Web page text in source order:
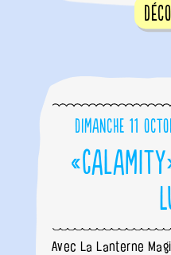
Dimanche 11
Avec La Lanterne